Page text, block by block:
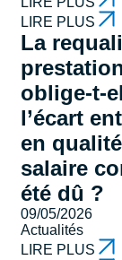
LIRE PLUS
La
oblige-t-
l’écart
en
salaire
été dû ?
09/05/2026
Actualités
LIRE PLUS